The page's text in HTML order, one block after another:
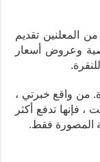
المعلنين تقديم
وعروض أسعار
من واقع خبرتي ،
، فإنها تدفع أكثر
المصورة فقط.